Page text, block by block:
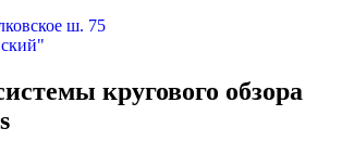
ш. 75
кругового обзора